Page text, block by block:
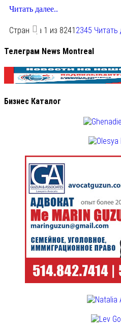
Читать далее..
Страница 1 из 8241 2345 Читать
Телеграм News Montreal
Бизнес Каталог